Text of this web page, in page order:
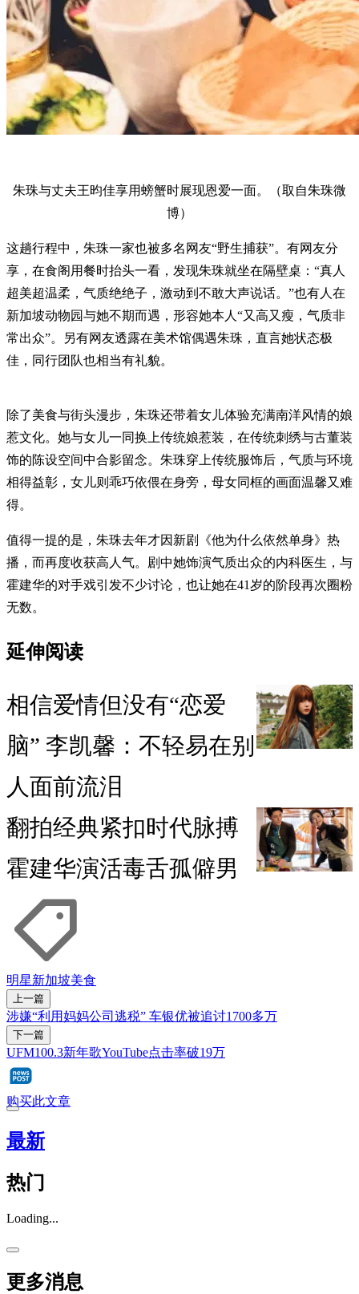
朱珠与丈夫王昀佳享用螃蟹时展现恩爱一面。（取自朱珠微
博）
这趟行程中，朱珠一家也被多名网友“野生捕获”。有网友分
享，在食阁用餐时抬头一看，发现朱珠就坐在隔壁桌：“真人
超美超温柔，气质绝绝子，激动到不敢大声说话。”也有人在
新加坡动物园与她不期而遇，形容她本人“又高又瘦，气质非
常出众”。另有网友透露在美术馆偶遇朱珠，直言她状态极
佳，同行团队也相当有礼貌。
除了美食与街头漫步，朱珠还带着女儿体验充满南洋风情的娘
惹文化。她与女儿一同换上传统娘惹装，在传统刺绣与古董装
饰的陈设空间中合影留念。朱珠穿上传统服饰后，气质与环境
相得益彰，女儿则乖巧依偎在身旁，母女同框的画面温馨又难
得。
值得一提的是，朱珠去年才因新剧《他为什么依然单身》热
播，而再度收获高人气。剧中她饰演气质出众的内科医生，与
霍建华的对手戏引发不少讨论，也让她在41岁的阶段再次圈粉
无数。
延伸阅读
相信爱情但没有“恋爱
脑” 李凯馨：不轻易在别
人面前流泪
翻拍经典紧扣时代脉搏
霍建华演活毒舌孤僻男
明星新加坡美食
上一篇
涉嫌“利用妈妈公司逃税” 车银优被追讨1700多万
下一篇
UFM100.3新年歌YouTube点击率破19万
购买此文章
最新
热门
Loading...
更多消息